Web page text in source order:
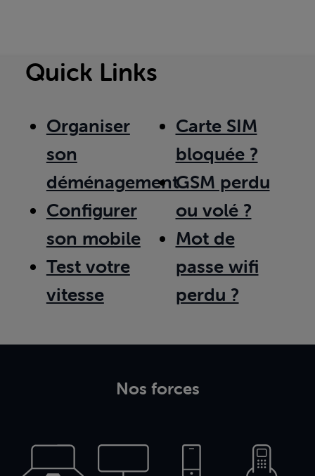
Quick Links
Organiser
son
déménagement
Configurer
son mobile
Test votre
vitesse
Carte SIM
bloquée ?
GSM perdu
ou volé ?
Mot de
passe wifi
perdu ?
Nos forces